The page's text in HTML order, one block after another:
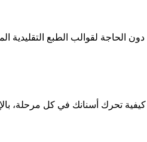
تحرك أسنانك في كل مرحلة،